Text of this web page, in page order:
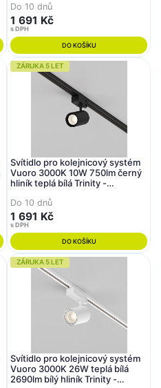
Do 10 dnů
1 691 Kč
s DPH
DO KOŠÍKU
ZÁRUKA 5 LET
Svítidlo pro kolejnicový systém
Vuoro 3000K 10W 750lm černý
hliník teplá bílá Trinity -
Do 10 dnů
1 691 Kč
s DPH
DO KOŠÍKU
ZÁRUKA 5 LET
Svítidlo pro kolejnicový systém
Vuoro 3000K 26W teplá bílá
2690lm bílý hliník Trinity -